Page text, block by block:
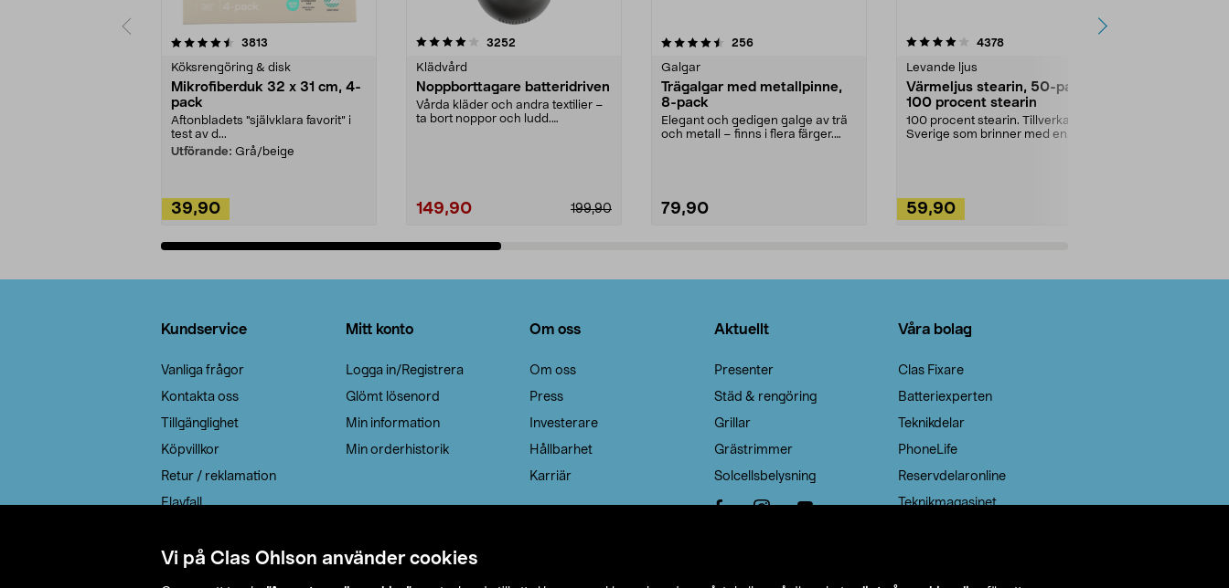
Vi på Clas Ohlson använder cookies
3813
Köksrengöring & disk
Mikrofiberduk 32 x 31 cm, 4-
pack
Aftonbladets "självklara favorit” i
test av d...
Utförande: Grå/beige
39,90
4.0av 5 stjärnor 3252
Klädvård
Noppborttagare batteridriven
Vårda kläder och andra textilier –
ta bort noppor och ludd.
199,90
149,90
4.5av 5 stjärnor 256recensioner
Galgar
Trägalgar med metallpinne,
8-pack
Elegant och gedigen galge av trä
och metall – finns i flera färger.
79,90
4.0av 5 stjärnor 4378recensioner
Levande ljus
Värmeljus stearin, 50-pack,
100 procent stearin
100 procent stearin. Tillverkade i
Sverige som brinner med en
59,90
4.5av 5 stjärnor
Kundservice
Vanliga frågor
Kontakta oss
Tillgänglighet
Köpvillkor
Retur / reklamation
Elavfall
Leveransalternativ
Mitt konto
Logga in/Registrera
Glömt lösenord
Min information
Min orderhistorik
Om oss
Om oss
Press
Investerare
Hållbarhet
Karriär
Aktuellt
Presenter
Städ & rengöring
Grillar
Grästrimmer
Solcellsbelysning
Våra bolag
Clas Fixare
Batteriexperten
Teknikdelar
PhoneLife
Reservdelaronline
Teknikmagasinet